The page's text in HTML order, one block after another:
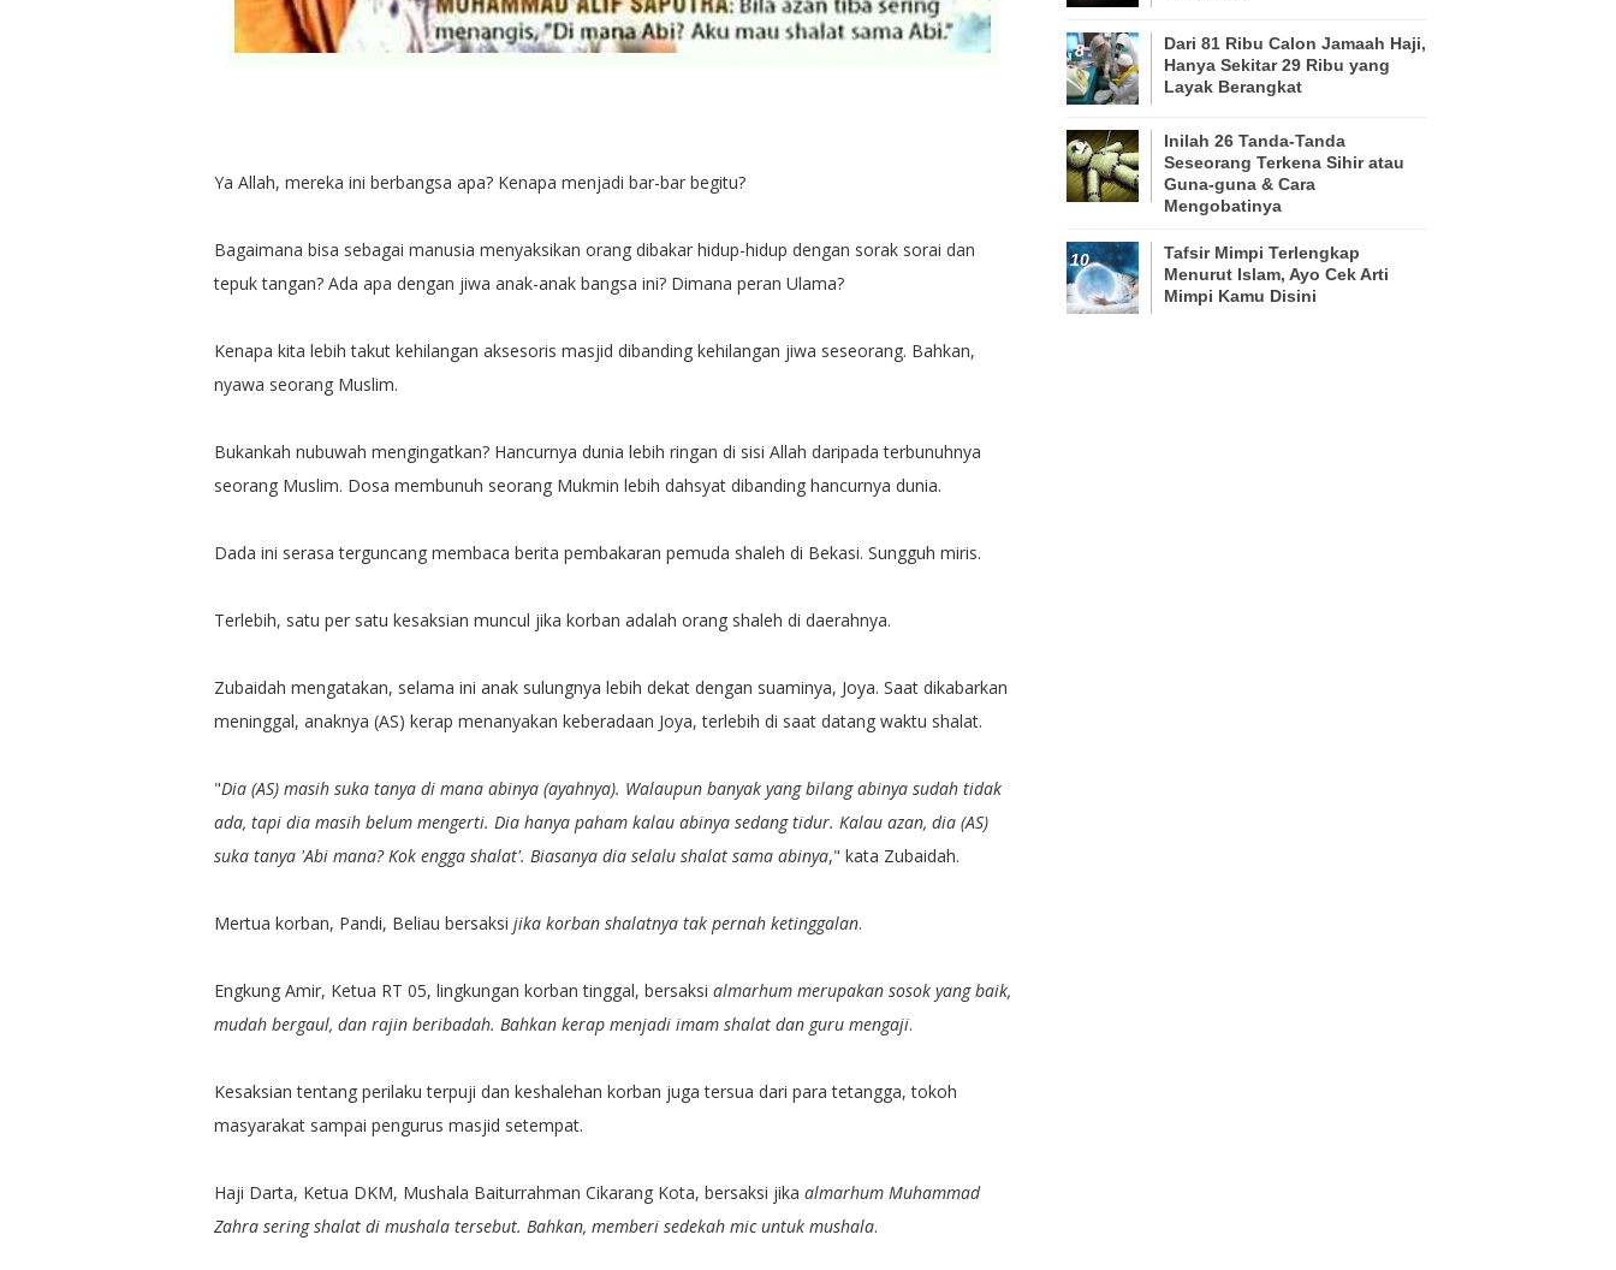
Ya Allah, mereka ini berbangsa apa? Kenapa menjadi bar-bar begitu?
Bagaimana bisa sebagai manusia menyaksikan orang dibakar hidup-hidup dengan sorak sorai dan
tepuk tangan? Ada apa dengan jiwa anak-anak bangsa ini? Dimana peran Ulama?
Kenapa kita lebih takut kehilangan aksesoris masjid dibanding kehilangan jiwa seseorang. Bahkan,
nyawa seorang Muslim.
Bukankah nubuwah mengingatkan? Hancurnya dunia lebih ringan di sisi Allah daripada terbunuhnya
seorang Muslim. Dosa membunuh seorang Mukmin lebih dahsyat dibanding hancurnya dunia.
Dada ini serasa terguncang membaca berita pembakaran pemuda shaleh di Bekasi. Sungguh miris.
Terlebih, satu per satu kesaksian muncul jika korban adalah orang shaleh di daerahnya.
Zubaidah mengatakan, selama ini anak sulungnya lebih dekat dengan suaminya, Joya. Saat dikabarkan
meninggal, anaknya (AS) kerap menanyakan keberadaan Joya, terlebih di saat datang waktu shalat.
"Dia (AS) masih suka tanya di mana abinya (ayahnya). Walaupun banyak yang bilang abinya sudah tidak
ada, tapi dia masih belum mengerti. Dia hanya paham kalau abinya sedang tidur. Kalau azan, dia (AS)
suka tanya 'Abi mana? Kok engga shalat'. Biasanya dia selalu shalat sama abinya," kata Zubaidah.
Mertua korban, Pandi, Beliau bersaksi jika korban shalatnya tak pernah ketinggalan.
Engkung Amir, Ketua RT 05, lingkungan korban tinggal, bersaksi almarhum merupakan sosok yang baik,
mudah bergaul, dan rajin beribadah. Bahkan kerap menjadi imam shalat dan guru mengaji.
Kesaksian tentang perilaku terpuji dan keshalehan korban juga tersua dari para tetangga, tokoh
masyarakat sampai pengurus masjid setempat.
Haji Darta, Ketua DKM, Mushala Baiturrahman Cikarang Kota, bersaksi jika almarhum Muhammad
Zahra sering shalat di mushala tersebut. Bahkan, memberi sedekah mic untuk mushala.
Dari 81 Ribu Calon Jamaah Haji,
Hanya Sekitar 29 Ribu yang
Layak Berangkat
Inilah 26 Tanda-Tanda
Seseorang Terkena Sihir atau
Guna-guna & Cara
Mengobatinya
Tafsir Mimpi Terlengkap
Menurut Islam, Ayo Cek Arti
Mimpi Kamu Disini